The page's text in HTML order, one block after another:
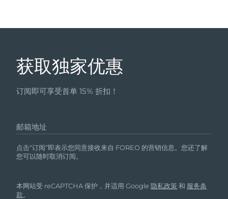
获取独家优惠
订阅即可享受首单 15% 折扣！
邮箱地址
点击“订阅”即表示您同意接收来自 FOREO 的营销信息。您还了解
您可以随时取消订阅。
本网站受 reCAPTCHA 保护，并适用 Google隐私政策 和 服务条
款。